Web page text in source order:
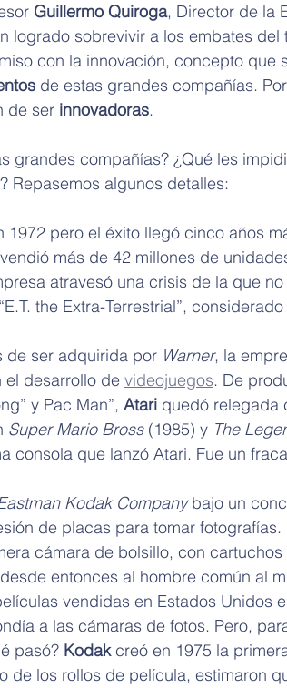
Guillermo Quiroga, Director de la
logrado sobrevivir a los embates del
con la innovación, concepto que
de estas grandes compañías.
de ser innovadoras.
grandes compañías? ¿Qué les
Repasemos algunos detalles:
1972 pero el éxito llegó cinco años
más de 42 millones de
atravesó una crisis de la que
the Extra-Terrestrial”,
de ser adquirida por Warner, la
el desarrollo de videojuegos. De
y Pac Man”, Atari quedó relegada
Super Mario Bross (1985) y The
consola que lanzó Atari. Fue un
Kodak Company bajo un
de placas para tomar fotografías.
cámara de bolsillo, con
entonces al hombre común al
vendidas en Estados Unidos
a las cámaras de fotos. Pero,
pasó? Kodak creó en 1975 la
de los rollos de película, estimaron